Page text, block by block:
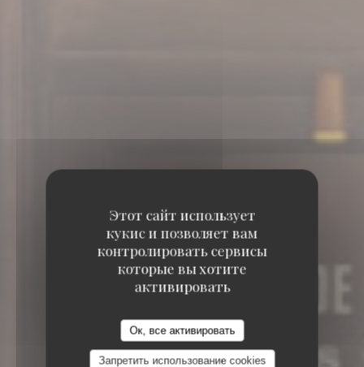
Этот сайт использует
кукис и позволяет вам
контролировать сервисы
которые вы хотите
активировать
Ок, все активировать
Запретить использование cookies